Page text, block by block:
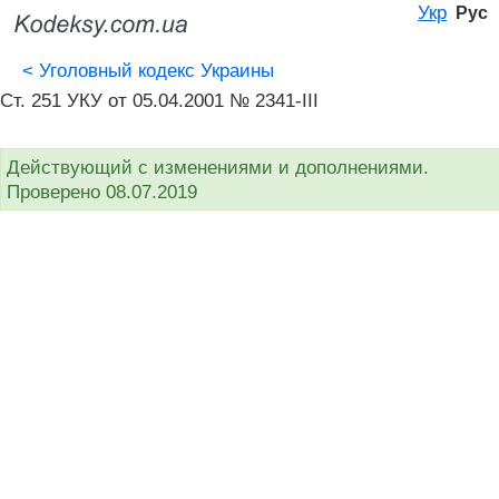
Укр Рус
< Уголовный кодекс Украины
Ст. 251 УКУ от 05.04.2001 № 2341-III
Действующий с изменениями и дополнениями.
Проверено 08.07.2019